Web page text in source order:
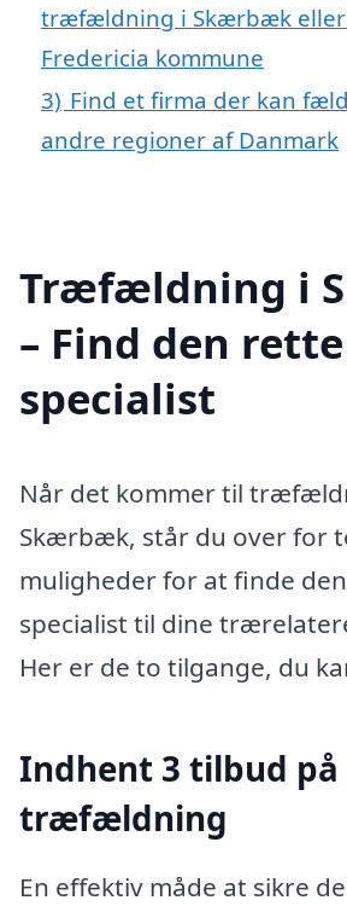
træfældning i Skærbæk eller
Fredericia kommune
3) Find et firma der kan
andre regioner af Danmark
Træfældning i
– Find den rette
specialist
Når det kommer til
Skærbæk, står du over for
muligheder for at finde
specialist til dine
Her er de to tilgange, du
Indhent 3 tilbud på
træfældning
En effektiv måde at sikre